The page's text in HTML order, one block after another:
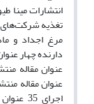
انتشارات مینا
تغذیه شرکت‌های
مرغ اجداد و
عنوان مقاله